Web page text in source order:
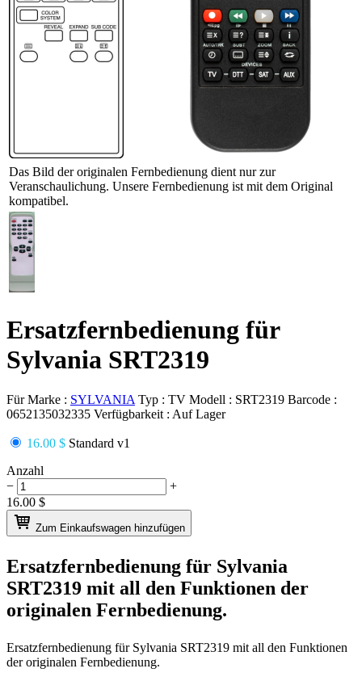
Das Bild der originalen Fernbedienung dient nur zur
Veranschaulichung. Unsere Fernbedienung ist mit dem Original
kompatibel.
Ersatzfernbedienung für
Sylvania SRT2319
Für Marke : SYLVANIA Typ : TV Modell : SRT2319 Barcode :
0652135032335 Verfügbarkeit : Auf Lager
16.00 $ Standard v1
Anzahl
−
+
16.00 $
Zum Einkaufswagen hinzufügen
Ersatzfernbedienung für Sylvania
SRT2319 mit all den Funktionen der
originalen Fernbedienung.
Ersatzfernbedienung fürSylvania SRT2319 mit all den Funktionen
der originalen Fernbedienung.